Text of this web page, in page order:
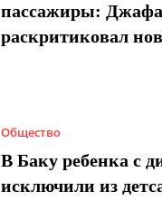
пассажиры:
раскритиковал
Общество
В Баку ребенка с
исключили из